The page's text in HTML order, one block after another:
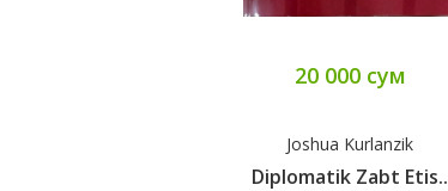
20 000 сум
Joshua Kurlanzik
Diplomatik Zabt Etis..